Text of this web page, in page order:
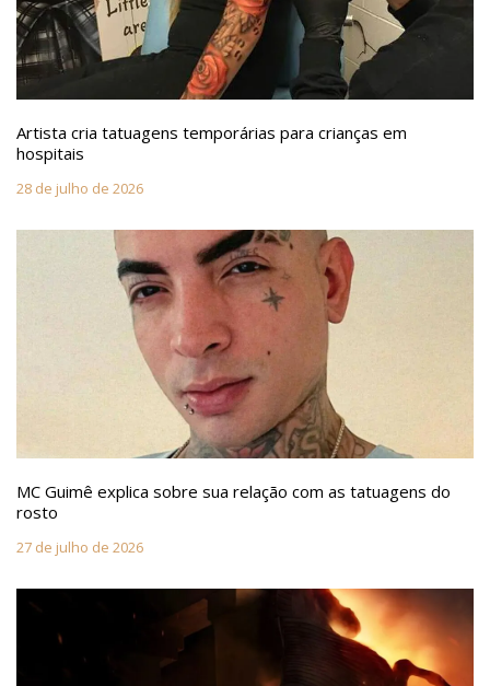
Artista cria tatuagens temporárias para crianças em
hospitais
28 de julho de 2026
MC Guimê explica sobre sua relação com as tatuagens do
rosto
27 de julho de 2026